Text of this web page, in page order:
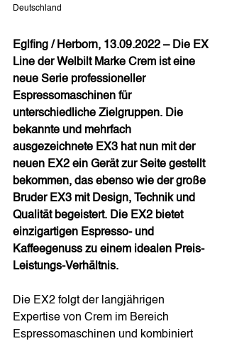
Deutschland
Eglfing / Herborn, 13.09.2022 – Die EX
Line der Welbilt Marke Crem ist eine
neue Serie professioneller
Espressomaschinen für
unterschiedliche Zielgruppen. Die
bekannte und mehrfach
ausgezeichnete EX3 hat nun mit der
neuen EX2 ein Gerät zur Seite gestellt
bekommen, das ebenso wie der große
Bruder EX3 mit Design, Technik und
Qualität begeistert. Die EX2 bietet
einzigartigen Espresso- und
Kaffeegenuss zu einem idealen Preis-
Leistungs-Verhältnis.
Die EX2 folgt der langjährigen
Expertise von Crem im Bereich
Espressomaschinen und kombiniert